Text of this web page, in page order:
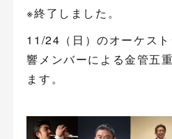
※終了しました。
11/24（日）のオーケス
響メンバーによる金管五
ます。